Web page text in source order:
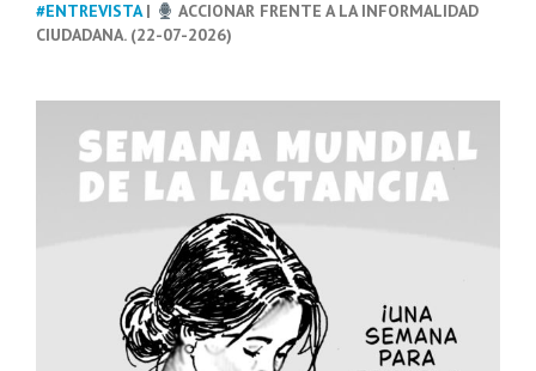
#ENTREVISTA|
ACCIONAR FRENTE A LA INFORMALIDAD
CIUDADANA. (22-07-2026)